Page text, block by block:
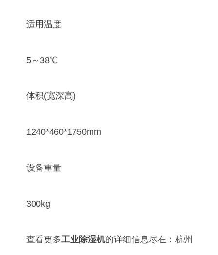
适用温度
5～38℃
体积(宽深高)
1240*460*1750mm
设备重量
300kg
查看更多工业除湿机的详细信息尽在：杭州